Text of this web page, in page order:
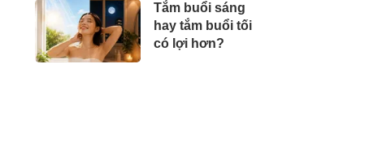
Tắm buổi sáng
hay tắm buổi tối
có lợi hơn?